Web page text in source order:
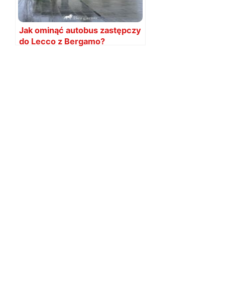
Jak ominąć autobus zastępczy
do Lecco z Bergamo?